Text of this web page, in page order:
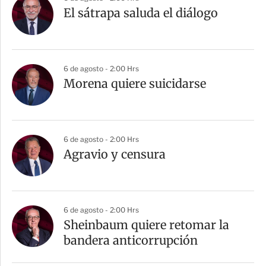
r
t
El sátrapa saluda el diálogo
6 de agosto - 2:00 Hrs
Morena quiere suicidarse
6 de agosto - 2:00 Hrs
Agravio y censura
6 de agosto - 2:00 Hrs
Sheinbaum quiere retomar la
bandera anticorrupción